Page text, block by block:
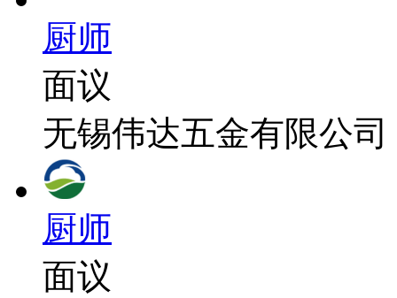
厨师
面议
无锡伟达五金有限公司
厨师
面议